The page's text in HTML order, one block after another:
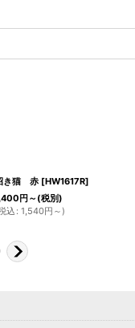
き猫 赤 [HW1617R]
円 ～ (税別)
込 : 1,540円 ～ )